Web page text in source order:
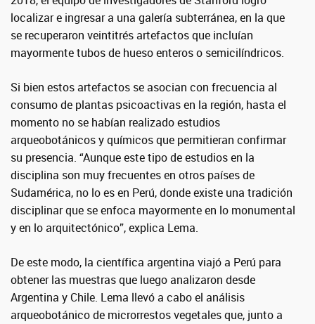
localizar e ingresar a una galería subterránea, en la que
se recuperaron veintitrés artefactos que incluían
mayormente tubos de hueso enteros o semicilíndricos.
Si bien estos artefactos se asocian con frecuencia al
consumo de plantas psicoactivas en la región, hasta el
momento no se habían realizado estudios
arqueobotánicos y químicos que permitieran confirmar
su presencia. “Aunque este tipo de estudios en la
disciplina son muy frecuentes en otros países de
Sudamérica, no lo es en Perú, donde existe una tradición
disciplinar que se enfoca mayormente en lo monumental
y en lo arquitectónico”, explica Lema.
De este modo, la científica argentina viajó a Perú para
obtener las muestras que luego analizaron desde
Argentina y Chile. Lema llevó a cabo el análisis
arqueobotánico de microrrestos vegetales que, junto a